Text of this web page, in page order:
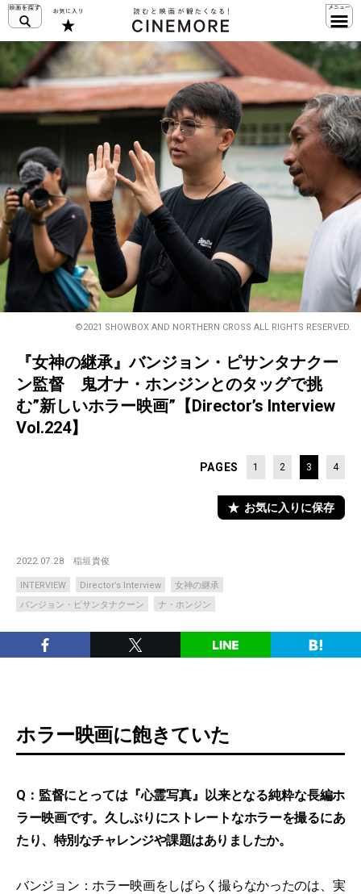
©2021 SHOWBOX AND NORTHERN CROSS ALL RIGHTS RESERVED.
『女神の継承』バンジョン・ピサンタナクー
ン監督 鬼才ナ・ホンジンとのタッグで挑
む”新しいホラー映画”【Director’s Interview
Vol.224】
PAGES 1 2 3 4
お気に入りに保存
2022.07.28 稲垣貴俊
INTERVIEW Director’s Interview
女神の継承
バンジョン・ピサンタナクーン
ナ・ホンジン
ホラー映画に飽きていた
Q：監督にとっては『心霊写真』以来となる純粋な長編ホ
ラー映画です。久しぶりにストレートなホラーを撮るにあ
たり、特別なチャレンジや課題はありましたか。
バンジョン：ホラー映画をしばらく撮らなかったのは、実